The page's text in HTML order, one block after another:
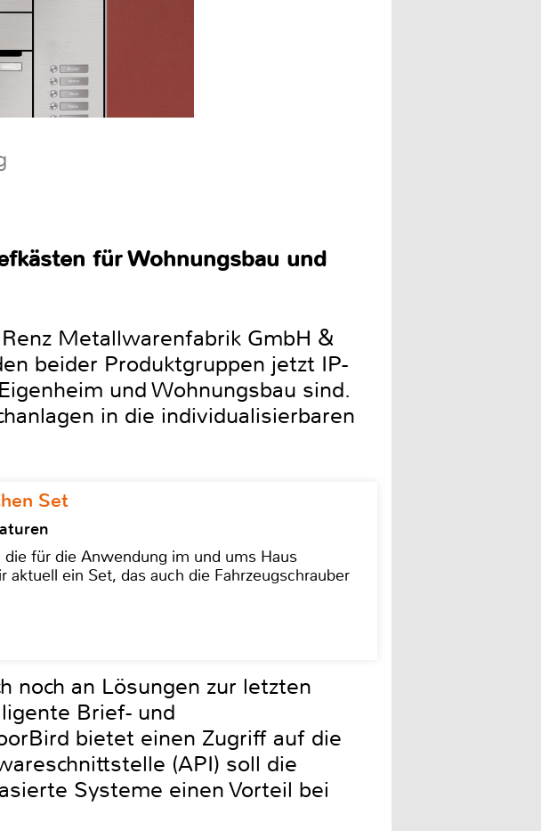
für Wohnungsbau und
Metallwarenfabrik GmbH &
beider Produktgruppen jetzt IP-
und Wohnungsbau sind.
in die individualisierbaren
Set
für die Anwendung im und ums Haus
ein Set, das auch die Fahrzeugschrauber
noch an Lösungen zur letzten
Brief- und
bietet einen Zugriff auf die
(API) soll die
Systeme einen Vorteil bei